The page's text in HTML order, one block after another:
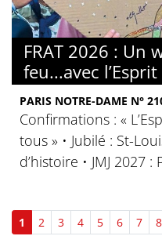
FRAT 2026 : Un
feu...avec
PARIS NOTRE-DAME N°
Confirmations : «
tous » • Jubilé : St-
d’histoire • JMJ 2027
1 2 3 4 5 6 7 8